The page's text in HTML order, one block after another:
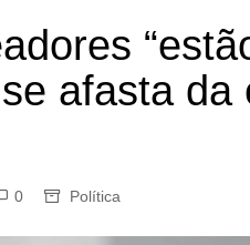
afasta da
0 Política